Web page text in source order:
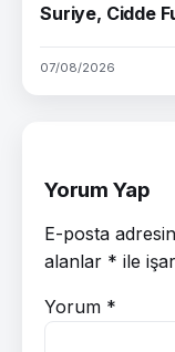
Suriye, Cidde
07/08/2026
Yorum Yap
E-posta
alanlar * ile
Yorum *